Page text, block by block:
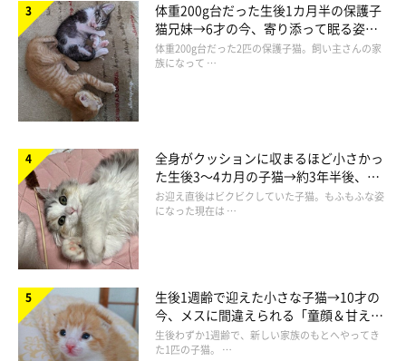
@yopich_
体重200g台だった生後1カ月半の保護子
猫兄妹→6才の今、寄り添って眠る姿に
ほっこり！
体重200g台だった2匹の保護子猫。飼い主さんの家
族になって …
全身がクッションに収まるほど小さかっ
た生後3～4カ月の子猫→約3年半後、毛
並みが立派な「美しいもふもふ姫」に成
長！
お迎え直後はビクビクしていた子猫。もふもふな姿
になった現在は …
生後1週齢で迎えた小さな子猫→10才の
今、メスに間違えられる「童顔＆甘えん
坊ぶり」にほっこり！
生後わずか1週齢で、新しい家族のもとへやってき
た1匹の子猫。 …